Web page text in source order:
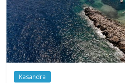
Kasandra